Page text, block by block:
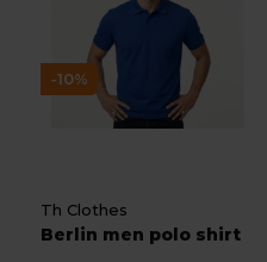
-10%
Th Clothes
Berlin men polo shirt